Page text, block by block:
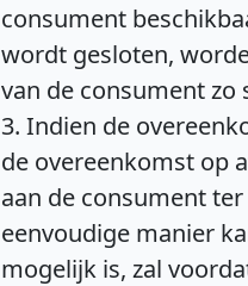
consument
wordt gesloten,
van de consument
3. Indien de
de overeenkomst op
aan de consument
eenvoudige manier
mogelijk is, zal